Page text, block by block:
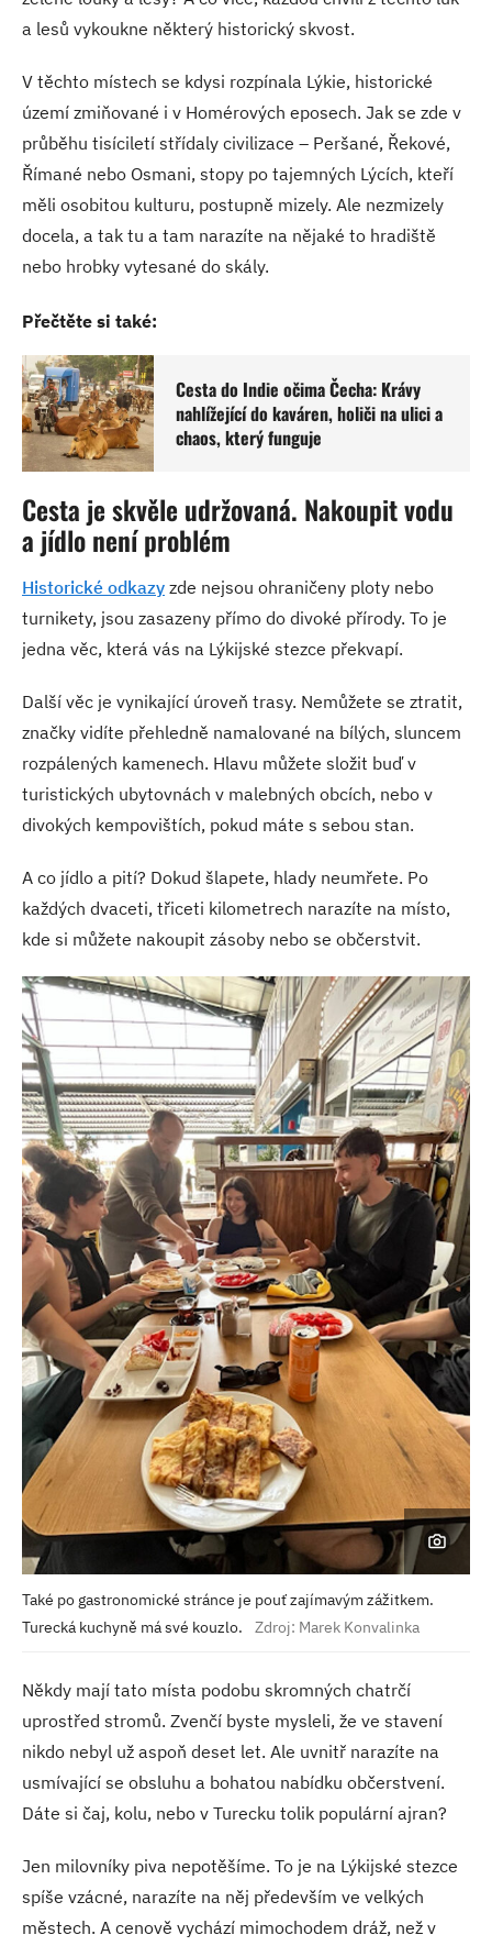
a lesů vykoukne některý historický skvost.
V těchto místech se kdysi rozpínala Lýkie, historické
území zmiňované i v Homérových eposech. Jak se zde v
průběhu tisíciletí střídaly civilizace – Peršané, Řekové,
Římané nebo Osmani, stopy po tajemných Lýcích, kteří
měli osobitou kulturu, postupně mizely. Ale nezmizely
docela, a tak tu a tam narazíte na nějaké to hradiště
nebo hrobky vytesané do skály.
Přečtěte si také:
Cesta do Indie očima Čecha: Krávy
nahlížející do kaváren, holiči na ulici a
chaos, který funguje
Cesta je skvěle udržovaná. Nakoupit vodu
a jídlo není problém
Historické odkazy zde nejsou ohraničeny ploty nebo
turnikety, jsou zasazeny přímo do divoké přírody. To je
jedna věc, která vás na Lýkijské stezce překvapí.
Další věc je vynikající úroveň trasy. Nemůžete se ztratit,
značky vidíte přehledně namalované na bílých, sluncem
rozpálených kamenech. Hlavu můžete složit buď v
turistických ubytovnách v malebných obcích, nebo v
divokých kempovištích, pokud máte s sebou stan.
A co jídlo a pití? Dokud šlapete, hlady neumřete. Po
každých dvaceti, třiceti kilometrech narazíte na místo,
kde si můžete nakoupit zásoby nebo se občerstvit.
Také po gastronomické stránce je pouť zajímavým zážitkem.
Turecká kuchyně má své kouzlo.
Zdroj: Marek Konvalinka
Někdy mají tato místa podobu skromných chatrčí
uprostřed stromů. Zvenčí byste mysleli, že ve stavení
nikdo nebyl už aspoň deset let. Ale uvnitř narazíte na
usmívající se obsluhu a bohatou nabídku občerstvení.
Dáte si čaj, kolu, nebo v Turecku tolik populární ajran?
Jen milovníky piva nepotěšíme. To je na Lýkijské stezce
spíše vzácné, narazíte na něj především ve velkých
městech. A cenově vychází mimochodem dráž, než v